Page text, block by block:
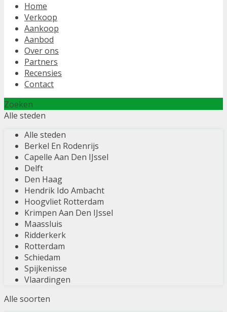
Home
Verkoop
Aankoop
Aanbod
Over ons
Partners
Recensies
Contact
Zoeken
Alle steden
Alle steden
Berkel En Rodenrijs
Capelle Aan Den IJssel
Delft
Den Haag
Hendrik Ido Ambacht
Hoogvliet Rotterdam
Krimpen Aan Den IJssel
Maassluis
Ridderkerk
Rotterdam
Schiedam
Spijkenisse
Vlaardingen
Alle soorten